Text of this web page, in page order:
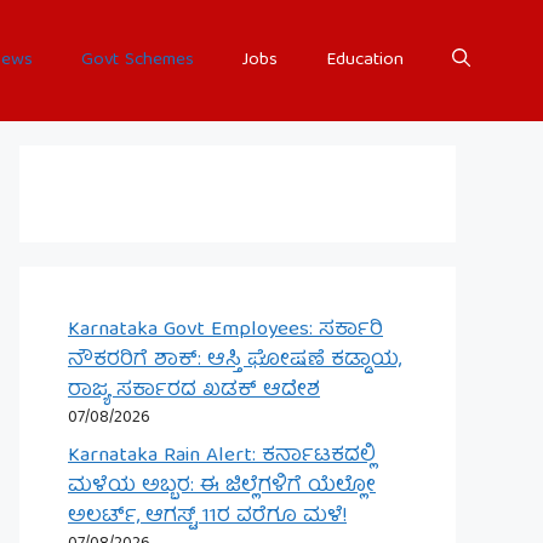
Govt Schemes Jobs Education
Karnataka Govt Employees: ಸರ್ಕಾರಿ
ನೌಕರರಿಗೆ ಶಾಕ್: ಆಸ್ತಿ ಘೋಷಣೆ ಕಡ್ಡಾಯ,
ರಾಜ್ಯ ಸರ್ಕಾರದ ಖಡಕ್ ಆದೇಶ
07/08/2026
Karnataka Rain Alert: ಕರ್ನಾಟಕದಲ್ಲಿ
ಮಳೆಯ ಅಬ್ಬರ: ಈ ಜಿಲ್ಲೆಗಳಿಗೆ ಯೆಲ್ಲೋ
ಅಲರ್ಟ್, ಆಗಸ್ಟ್ 11ರ ವರೆಗೂ ಮಳೆ!